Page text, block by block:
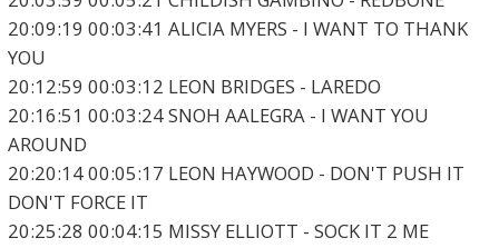
20:09:19 00:03:41 ALICIA MYERS - I WANT TO THANK
YOU
20:12:59 00:03:12 LEON BRIDGES - LAREDO
20:16:51 00:03:24 SNOH AALEGRA - I WANT YOU
AROUND
20:20:14 00:05:17 LEON HAYWOOD - DON'T PUSH IT
DON'T FORCE IT
20:25:28 00:04:15 MISSY ELLIOTT - SOCK IT 2 ME